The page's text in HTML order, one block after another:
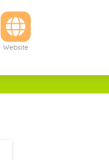
Website